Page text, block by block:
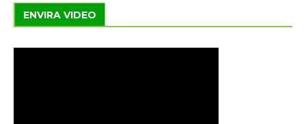
ENVIRA VIDEO